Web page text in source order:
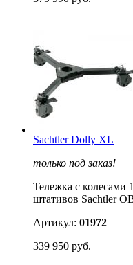
Sachtler Dolly XL
только под заказ!
Тележка с колесами
штативов Sachtler
Артикул: 01972
339 950 руб.